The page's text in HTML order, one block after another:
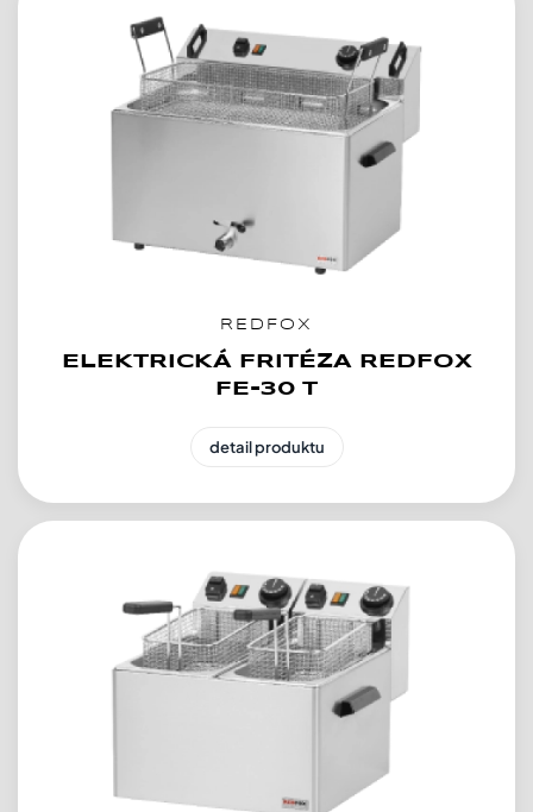
REDFOX
ELEKTRICKÁ FRITÉZA REDFOX
FE-30 T
detail produktu